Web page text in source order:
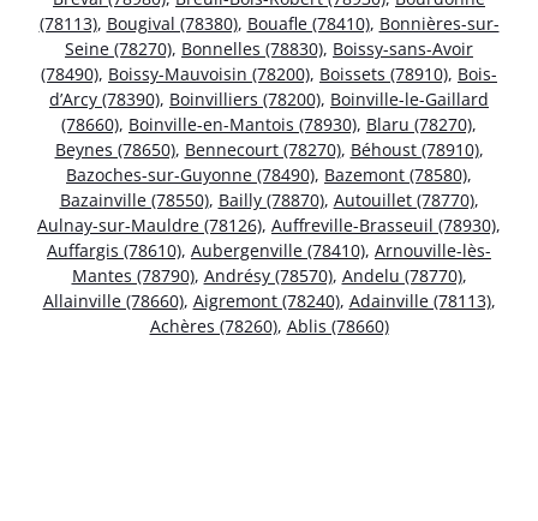
(78113), Bougival (78380), Bouafle (78410), Bonnières-sur-
Seine (78270), Bonnelles (78830), Boissy-sans-Avoir
(78490), Boissy-Mauvoisin (78200), Boissets (78910), Bois-
d’Arcy (78390), Boinvilliers (78200), Boinville-le-Gaillard
(78660), Boinville-en-Mantois (78930), Blaru (78270),
Beynes (78650), Bennecourt (78270), Béhoust (78910),
Bazoches-sur-Guyonne (78490), Bazemont (78580),
Bazainville (78550), Bailly (78870), Autouillet (78770),
Aulnay-sur-Mauldre (78126), Auffreville-Brasseuil (78930),
Auffargis (78610), Aubergenville (78410), Arnouville-lès-
Mantes (78790), Andrésy (78570), Andelu (78770),
Allainville (78660), Aigremont (78240), Adainville (78113),
Achères (78260), Ablis (78660)